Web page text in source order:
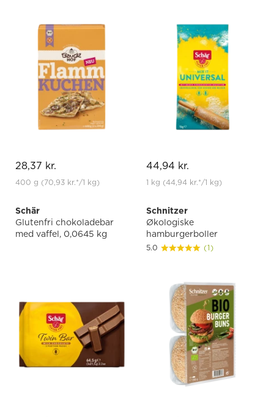
28,37 kr.
400 g (70,93 kr.*/1 kg)
44,94 kr.
1 kg (44,94 kr.*/1 kg)
Schär
Glutenfri chokoladebar
med vaffel, 0,0645 kg
Schnitzer
Økologiske
hamburgerboller
5.0 (1)